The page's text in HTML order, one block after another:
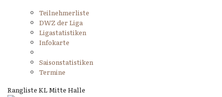
Teilnehmerliste
DWZ der Liga
Ligastatistiken
Infokarte
Saisonstatistiken
Termine
Rangliste KL Mitte Halle